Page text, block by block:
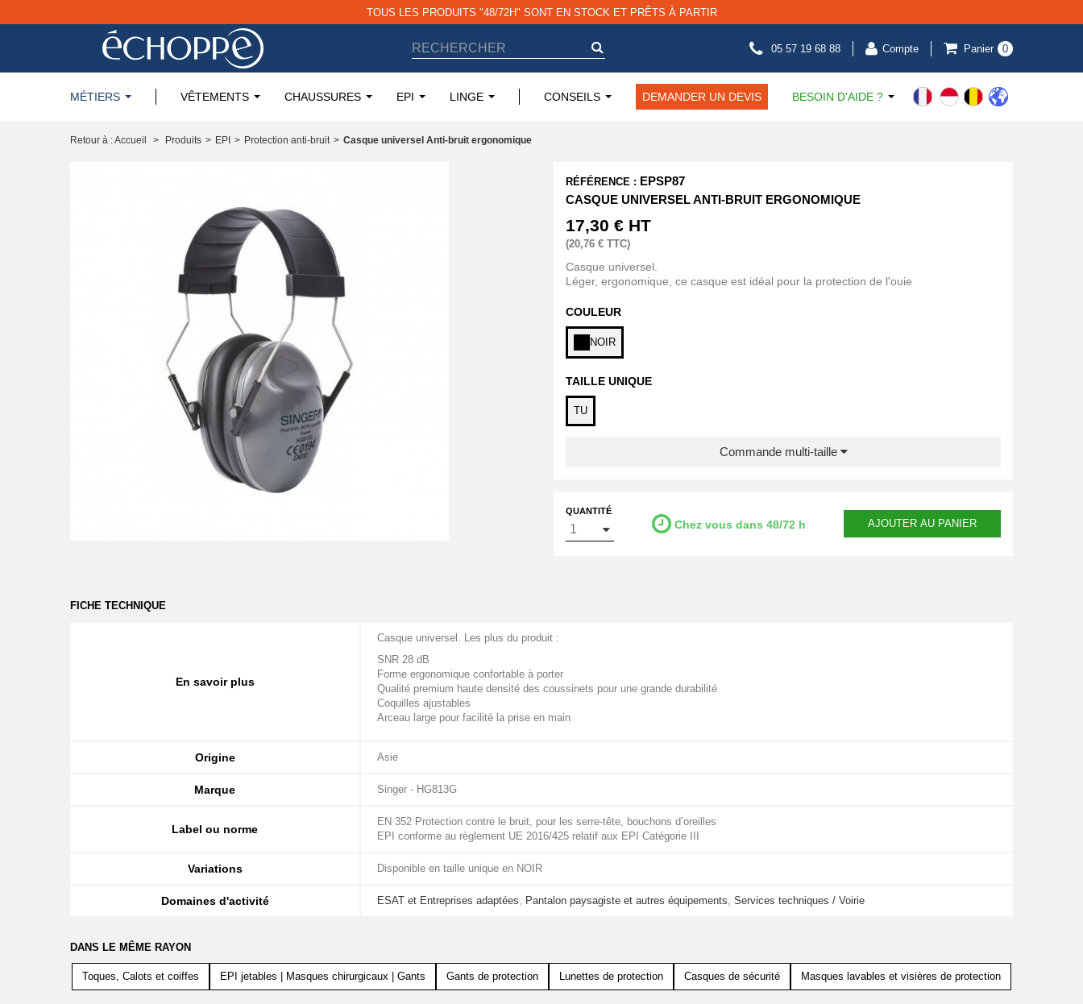
TOUS LES PRODUITS "48/72H" SONT EN STOCK ET PRÊTS À PARTIR
05 57 19 68 88 Compte Panier 0
MÉTIERS VÊTEMENTS CHAUSSURES EPI LINGE CONSEILS DEMANDER UN DEVIS BESOIN D'AIDE ?
Retour à : Accueil > Produits > EPI > Protection anti-bruit > Casque universel Anti-bruit ergonomique
RÉFÉRENCE : EPSP87
CASQUE UNIVERSEL ANTI-BRUIT ERGONOMIQUE
17,30 € HT
(20,76 € TTC)
Casque universel.
Léger, ergonomique, ce casque est idéal pour la protection de l'ouie
COULEUR
NOIR
TAILLE UNIQUE
TU
Commande multi-taille
QUANTITÉ
Chez vous dans 48/72 h AJOUTER AU PANIER
FICHE TECHNIQUE
En savoir plus
Casque universel. Les plus du produit :
SNR 28 dB
Forme ergonomique confortable à porter
Qualité premium haute densité des coussinets pour une grande durabilité
Coquilles ajustables
Arceau large pour facilité la prise en main
Origine Asie
Marque Singer - HG813G
Label ou norme
EN 352 Protection contre le bruit, pour les serre-tête, bouchons d’oreilles
EPI conforme au règlement UE 2016/425 relatif aux EPI Catégorie III
Variations Disponible en taille unique en NOIR
Domaines d'activité ESAT et Entreprises adaptées, Pantalon paysagiste et autres équipements, Services techniques / Voirie
DANS LE MÊME RAYON
Toques, Calots et coiffes EPI jetables | Masques chirurgicaux | Gants Gants de protection Lunettes de protection Casques de sécurité Masques lavables et visières de protection